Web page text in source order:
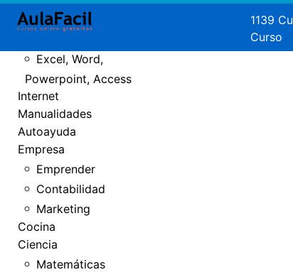
1139
Curso
Crear Páginas
Excel, Word,
Powerpoint, Access
Internet
Manualidades
Autoayuda
Empresa
Emprender
Contabilidad
Marketing
Cocina
Ciencia
Matemáticas